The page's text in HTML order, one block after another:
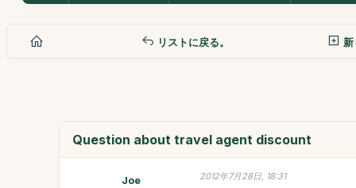
リストに戻る。 新
Question about travel agent discount
Joe 2012年7月28日, 18:31